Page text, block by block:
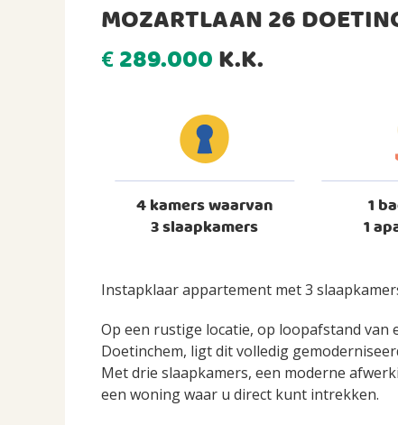
MOZARTLAAN 26
€ 289.000K.K.
4 kamers waarvan
3 slaapkamers
1
1
Instapklaar appartement met 3
Op een rustige locatie, op loopafstand
Doetinchem, ligt dit volledig
Met drie slaapkamers, een moderne
een woning waar u direct kunt intrekken.